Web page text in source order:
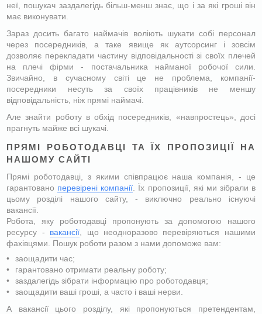
неї, пошукач заздалегідь більш-менш знає, що і за які гроші він
має виконувати.
Зараз досить багато наймачів воліють шукати собі персонал
через посередників, а таке явище як аутсорсинг і зовсім
дозволяє перекладати частину відповідальності зі своїх плечей
на плечі фірми - постачальника найманої робочої сили.
Звичайно, в сучасному світі це не проблема, компанії-
посередники несуть за своїх працівників не меншу
відповідальність, ніж прямі наймачі.
Але знайти роботу в обхід посередників, «навпростець», досі
прагнуть майже всі шукачі.
ПРЯМІ РОБОТОДАВЦІ ТА ЇХ ПРОПОЗИЦІЇ НА
НАШОМУ САЙТІ
Прямі роботодавці, з якими співпрацює наша компанія, - це
гарантовано перевірені компанії . Їх пропозиції, які ми зібрали в
цьому розділі нашого сайту, - виключно реально існуючі
вакансії.
Робота, яку роботодавці пропонують за допомогою нашого
ресурсу - вакансії , що неодноразово перевіряються нашими
фахівцями. Пошук роботи разом з нами допоможе вам:
заощадити час;
гарантовано отримати реальну роботу;
заздалегідь зібрати інформацію про роботодавця;
заощадити ваші гроші, а часто і ваші нерви.
А вакансії цього розділу, які пропонуються претендентам,